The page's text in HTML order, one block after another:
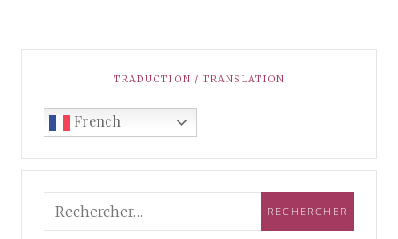
TRADUCTION / TRANSLATION
French